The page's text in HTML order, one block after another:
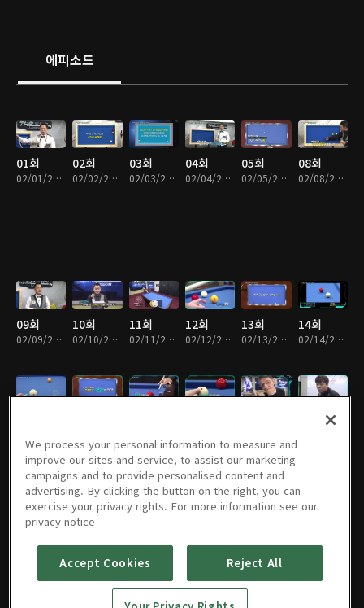
에피소드
01회
02/01/2017 • 23분
02회
02/02/2017 • 25분
03회
02/03/2017 • 25분
04회
02/04/2017 • 24분
05회
02/05/2017 • 25분
08회
02/08/2017 • 27분
09회
02/09/2017 • 24분
10회
02/10/2017 • 26분
11회
02/11/2017 • 26분
12회
02/12/2017 • 23분
13회
02/13/2017 • 25분
14회
02/14/2017 • 24분
21회
02/21/2017 • 24분
22회 23회 24회 25회 26회
We process your personal information to measure and
improve our sites and service, to assist our marketing
campaigns and to provide personalised content and
advertising. By clicking the button on the right, you can
exercise your privacy rights. For more information see our
privacy notice
Accept Cookies Reject All